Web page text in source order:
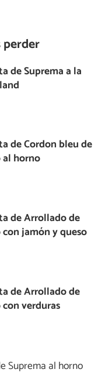
perder
de Suprema a la
de Cordon bleu de
horno
de Arrollado de
jamón y queso
de Arrollado de
verduras
Suprema al horno